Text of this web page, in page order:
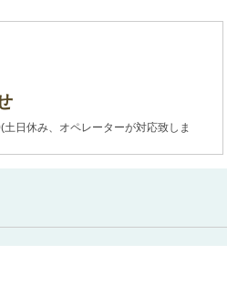
日休み、オペレーターが対応致しま